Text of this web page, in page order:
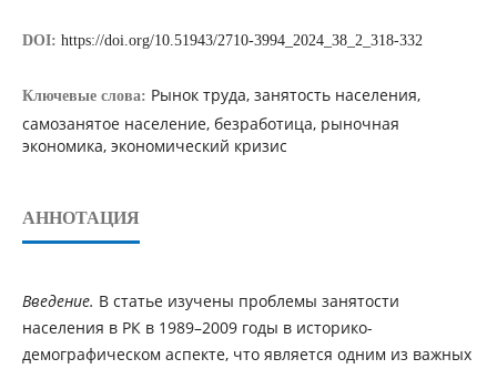
DOI: https://doi.org/10.51943/2710-3994_2024_38_2_318-332
Ключевые слова: Рынок труда, занятость населения,
самозанятое население, безработица, рыночная
экономика, экономический кризис
АННОТАЦИЯ
Введение. В статье изучены проблемы занятости
населения в РК в 1989–2009 годы в историко-
демографическом аспекте, что является одним из важных